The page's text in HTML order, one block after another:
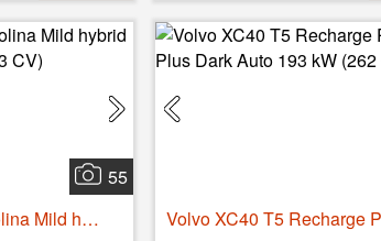
55
Volvo XC40 B3 Gasolina Mild hybrid Core Auto 120 kW (163 CV)